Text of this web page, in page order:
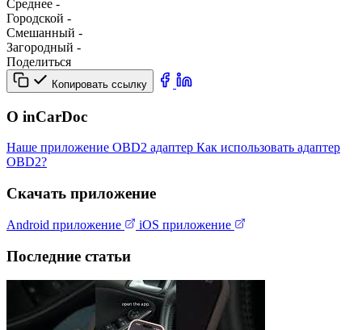
Среднее -
Городской -
Смешанный -
Загородный -
Поделиться
Копировать ссылку
О inCarDoc
Наше приложение OBD2 адаптер Как использовать адаптер
OBD2?
Скачать приложение
Android приложение iOS приложение
Последние статьи